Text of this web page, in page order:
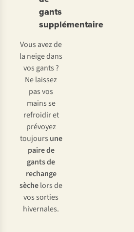
gants
supplémentaire
Vous avez de
la neige dans
vos gants ?
Ne laissez
pas vos
mains se
refroidir et
prévoyez
toujours une
paire de
gants de
rechange
sèchelors de
vos sorties
hivernales.